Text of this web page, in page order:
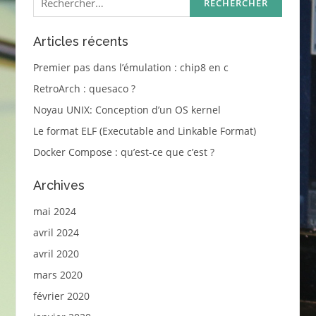
Articles récents
Premier pas dans l’émulation : chip8 en c
RetroArch : quesaco ?
Noyau UNIX: Conception d’un OS kernel
Le format ELF (Executable and Linkable Format)
Docker Compose : qu’est-ce que c’est ?
Archives
mai 2024
avril 2024
avril 2020
mars 2020
février 2020